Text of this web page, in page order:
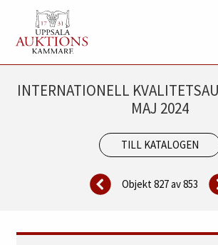
INTERNATIONELL
MAJ 2024
TILL KATALOGEN
Objekt 827 av853